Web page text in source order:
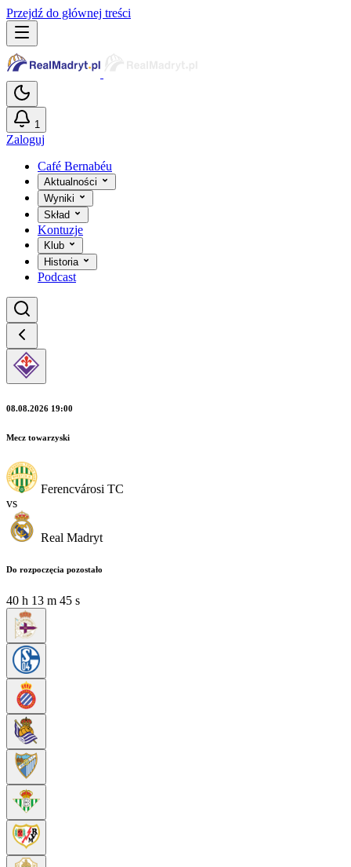
Przejdź do głównej treści
1
Zaloguj
Café Bernabéu
Aktualności
Wyniki
Skład
Kontuzje
Klub
Historia
Podcast
08.08.2026 19:00
Mecz towarzyski
Ferencvárosi TC
vs
Real Madryt
Do rozpoczęcia pozostało
40 h 13 m 44 s